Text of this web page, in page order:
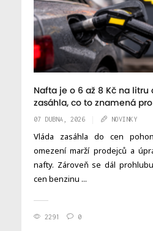
Nafta je o 6 až 8 Kč na litru
zasáhla, co to znamená
07 DUBNA, 2026 NOVINKY
Vláda zasáhla do cen
omezení marží prodejců a
nafty. Zároveň se dál
cen benzinu ...
2291 0